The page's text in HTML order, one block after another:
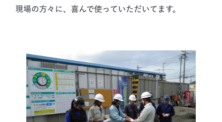
現場の方々に、喜んで使っていただいてます。